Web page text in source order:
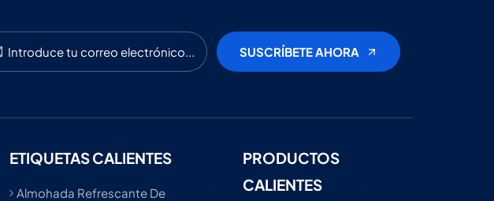
ETIQUETAS CALIENTES
Almohada Refrescante De
PRODUCTOS
CALIENTES